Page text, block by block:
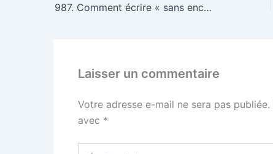
987. Comment écrire « sans encombre » ? (sans encombre)
Laisser un commentaire
Votre adresse e-mail ne sera pas publiée.
avec *